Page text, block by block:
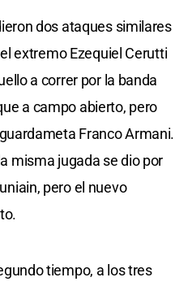
dos ataques similares
extremo Ezequiel Cerutti
a correr por la banda
a campo abierto, pero
Franco Armani.
misma jugada se dio por
pero el nuevo
tiempo, a los tres